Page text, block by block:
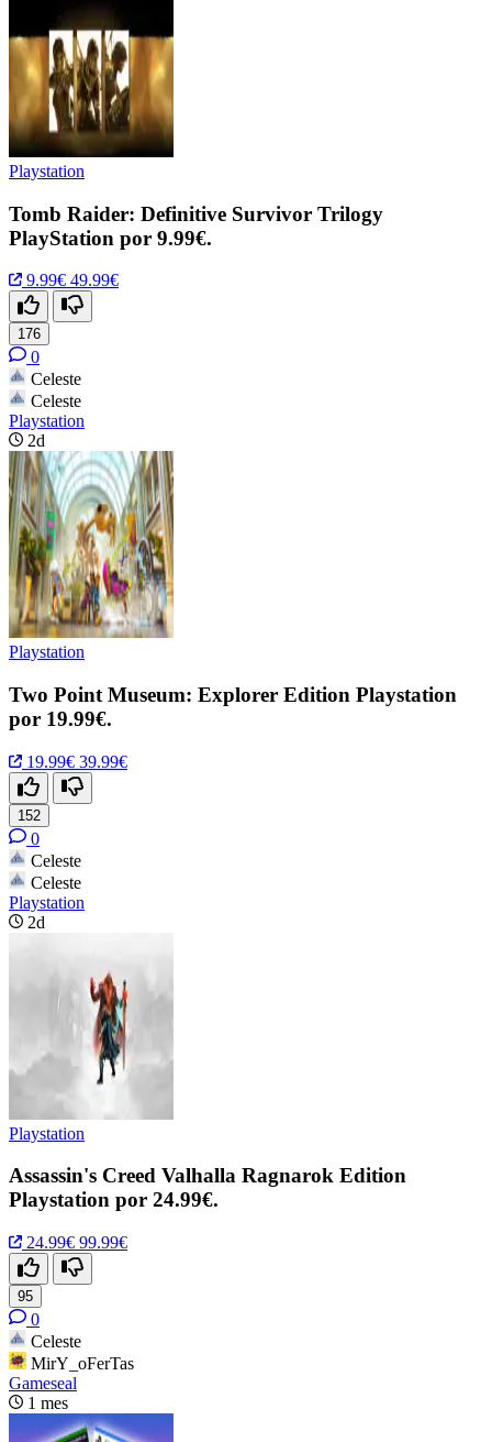
Playstation
Tomb Raider: Definitive Survivor Trilogy
PlayStation por 9.99€.
9.99€ 49.99€
176
0
Celeste
Celeste
Playstation
2d
Playstation
Two Point Museum: Explorer Edition Playstation
por 19.99€.
19.99€ 39.99€
152
0
Celeste
Celeste
Playstation
2d
Playstation
Assassin's Creed Valhalla Ragnarok Edition
Playstation por 24.99€.
24.99€ 99.99€
95
0
Celeste
MirY_oFerTas
Gameseal
1 mes